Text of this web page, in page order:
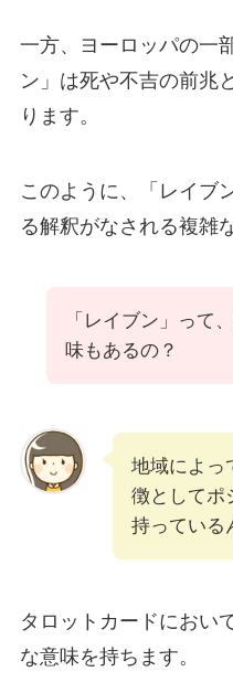
一方、ヨーロッパの一
ン」は死や不吉の前兆
ります。
このように、「レイブ
る解釈がなされる複雑
「レイブン」って
味もあるの？
地域によっ
徴としてポ
持っている
タロットカードにおい
な意味を持ちます。